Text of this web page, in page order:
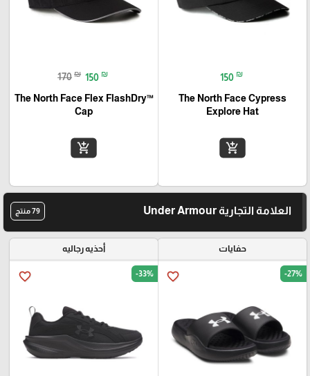
150 ₪
The North Face Cypress
Explore Hat
add_shopping_cart
170 ₪ 150 ₪
The North Face Flex FlashDry™
Cap
add_shopping_cart
العلامة التجارية Under Armour 79 منتج
حفايات
favorite_border -27%
أحذيه رجاليه
favorite_border -33%